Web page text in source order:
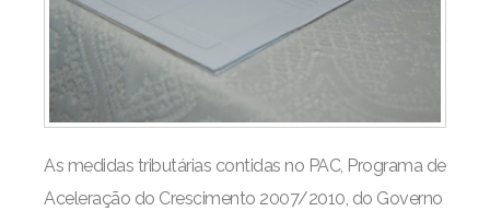
As medidas tributárias contidas no PAC, Programa de
Aceleração do Crescimento 2007/2010, do Governo